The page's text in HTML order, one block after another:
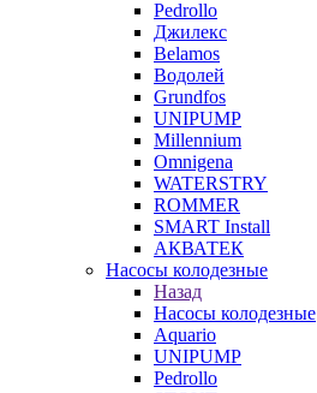
Pedrollo
Джилекс
Belamos
Водолей
Grundfos
UNIPUMP
Millennium
Omnigena
WATERSTRY
ROMMER
SMART Install
АКВАТЕК
Насосы колодезные
Назад
Насосы колодезные
Aquario
UNIPUMP
Pedrollo